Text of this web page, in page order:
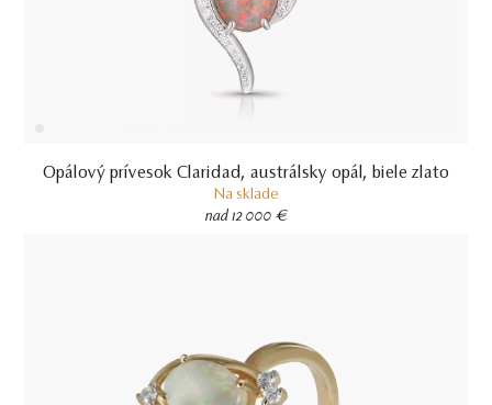
Opálový prívesok Claridad, austrálsky opál, biele zlato
Na sklade
nad 12 000 €